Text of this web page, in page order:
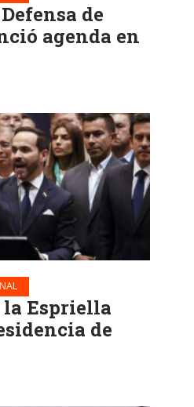
de
agenda en
la Espriella
de